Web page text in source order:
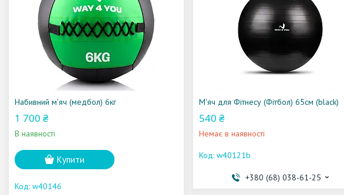
Набивний м'яч (медбол) 6кг
1 700 ₴
В наявності
Купити
w40146
М'яч для Фітнесу (Фітбол) 65см (black)
540 ₴
Немає в наявності
w40121b
+380 (68) 038-61-25